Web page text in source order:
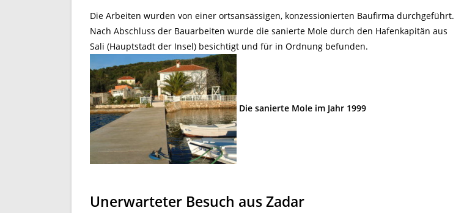
Die Arbeiten wurden von einer ortsansässigen, konzessionierten Baufirma durchgeführt.
Nach Abschluss der Bauarbeiten wurde die sanierte Mole durch den Hafenkapitän aus
Sali (Hauptstadt der Insel) besichtigt und für in Ordnung befunden.
Die sanierte Mole im Jahr 1999
Unerwarteter Besuch aus Zadar